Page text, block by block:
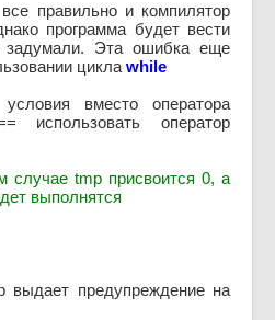
правильно и компилятор
программа будет вести
Эта ошибка еще
цикла while
вместо оператора
использовать оператор
случае tmp присвоится 0, а
выполнятся
выдает предупреждение на